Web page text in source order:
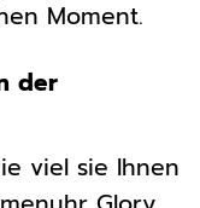
Moment.
der
viel sie Ihnen